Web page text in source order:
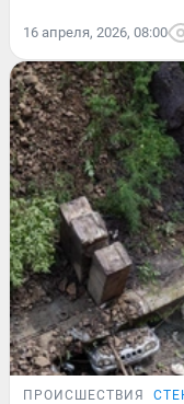
16 апреля, 2026, 08:00
ПРОИСШЕСТВИЯ